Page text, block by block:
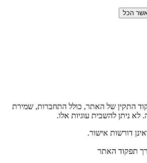
הכל
התקין של האתר, כולל התחברות, שמירת
ניתן להשבית עוגיות אלו.
דורשות אישור.
תפקוד האתר